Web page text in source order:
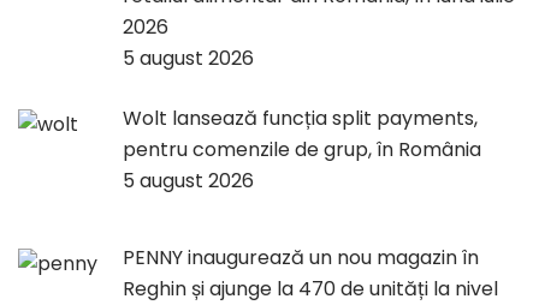
2026
5 august 2026
Wolt lansează funcția split payments,
pentru comenzile de grup, în România
5 august 2026
PENNY inaugurează un nou magazin în
Reghin și ajunge la 470 de unități la nivel